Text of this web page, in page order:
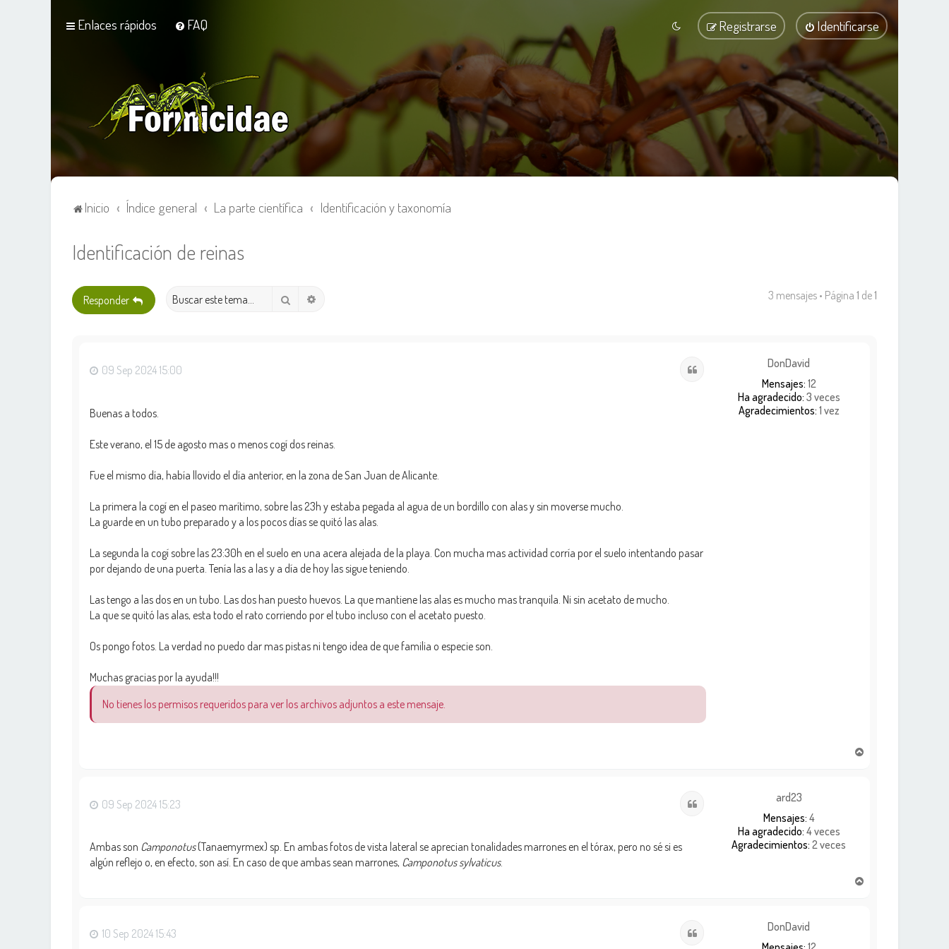
Enlaces rápidos FAQ Identificarse
Registrarse
Inicio Índice general La parte científica Identificación y taxonomía
Identificación de reinas
Responder Buscar 3 mensajes • Página 1 de1
DonDavid
Mensajes: 12
Ha agradecido: 3 veces
Agradecimientos: 1 vez
09 Sep 2024 15:00
Buenas a todos.
Este verano, el 15 de agosto mas o menos cogí dos reinas.
Fue el mismo día, había llovido el día anterior, en la zona de San Juan de Alicante.
La primera la cogí en el paseo marítimo, sobre las 23h y estaba pegada al agua de un bordillo con alas y sin moverse mucho.
La guarde en un tubo preparado y a los pocos días se quitó las alas.
La segunda la cogí sobre las 23:30h en el suelo en una acera alejada de la playa. Con mucha mas actividad corría por el suelo intentando pasar
por dejando de una puerta. Tenía las a las y a día de hoy las sigue teniendo.
Las tengo a las dos en un tubo. Las dos han puesto huevos. La que mantiene las alas es mucho mas tranquila. Ni sin acetato de mucho.
La que se quitó las alas, esta todo el rato corriendo por el tubo incluso con el acetato puesto.
Os pongo fotos. La verdad no puedo dar mas pistas ni tengo idea de que familia o especie son.
Muchas gracias por la ayuda!!!
No tienes los permisos requeridos para ver los archivos adjuntos a este mensaje.
ard23
Mensajes: 4
Ha agradecido: 4 veces
Agradecimientos: 2 veces
09 Sep 2024 15:23
Ambas son Camponotus(Tanaemyrmex) sp. En ambas fotos de vista lateral se aprecian tonalidades marrones en el tórax, pero no sé si es
algún reflejo o, en efecto, son así. En caso de que ambas sean marrones, Camponotus sylvaticus.
DonDavid
10 Sep 2024 15:43